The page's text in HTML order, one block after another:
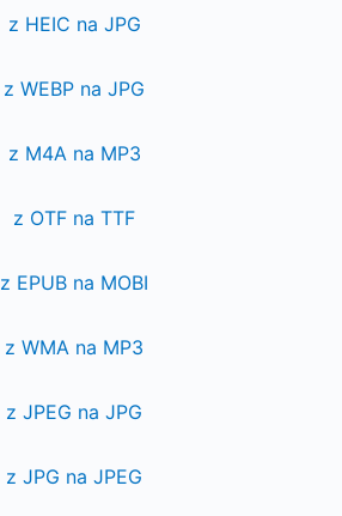
z HEIC na JPG
z WEBP na JPG
z M4A na MP3
z OTF na TTF
z EPUB na MOBI
z WMA na MP3
z JPEG na JPG
z JPG na JPEG